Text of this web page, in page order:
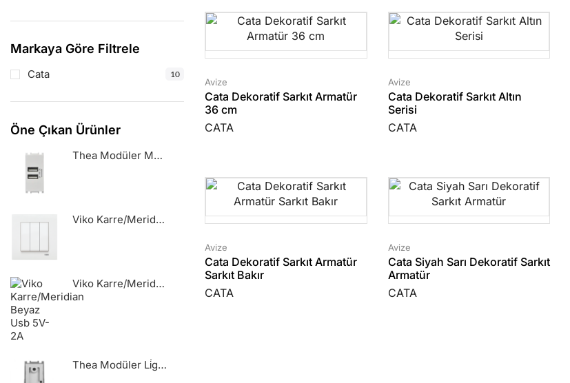
Markaya Göre Filtrele
Cata 10
Öne Çıkan Ürünler
Thea Modüler Metali̇k Beyaz 1M Usb Pri̇z
Viko Karre/Meridian Beyaz Üçlü Anahtar Mekanizma
Viko Karre/Meridian Beyaz Usb 5V-2A
Thea Modüler Li̇ght Mekani̇zma - 90861002
Avize
Cata Dekoratif Sarkıt Armatür
36 cm
CATA
Avize
Cata Dekoratif Sarkıt Altın
Serisi
CATA
Avize
Cata Dekoratif Sarkıt Armatür
Sarkıt Bakır
CATA
Avize
Cata Siyah Sarı Dekoratif Sarkıt
Armatür
CATA